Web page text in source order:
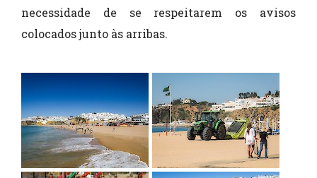
necessidade de se respeitarem os avisos
colocados junto às arribas.